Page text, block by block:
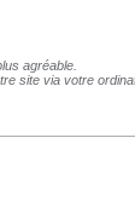
agréable.
site via votre